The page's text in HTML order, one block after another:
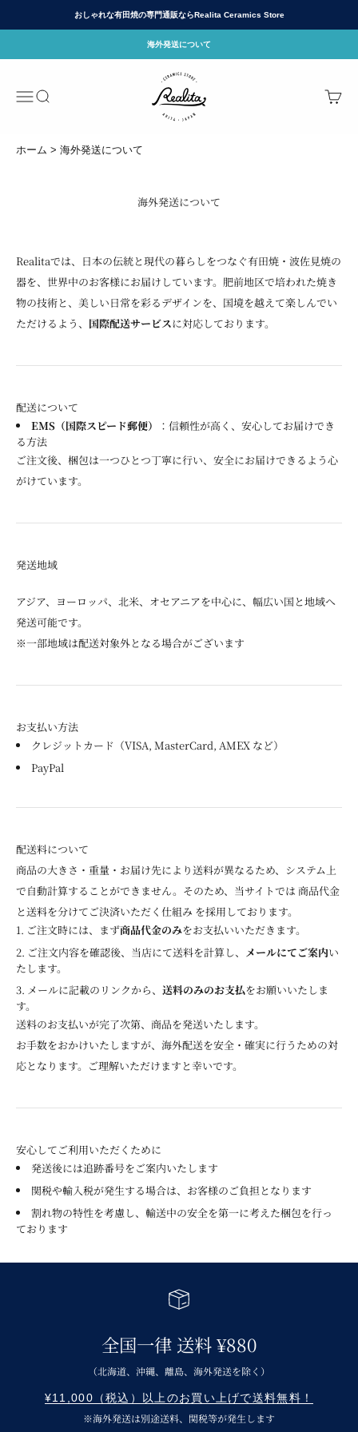
おしゃれな有田焼の専門通販ならRealita Ceramics Store
海外発送について
メニュー
検索
有田焼(ありたやき)の専門通販 Realita
カート
ホーム 海外発送について
海外発送について
Realitaでは、日本の伝統と現代の暮らしをつなぐ有田焼・波佐見焼の
器を、世界中のお客様にお届けしています。肥前地区で培われた焼き
物の技術と、美しい日常を彩るデザインを、国境を越えて楽しんでい
ただけるよう、 国際配送サービスに対応しております。
配送について
EMS（国際スピード郵便）
：信頼性が高く、安心してお届けでき
る方法
ご注文後、梱包は一つひとつ丁寧に行い、安全にお届けできるよう心
がけています。
発送地域
アジア、ヨーロッパ、北米、オセアニアを中心に、幅広い国と地域へ
発送可能です。
※一部地域は配送対象外となる場合がございます
お支払い方法
クレジットカード（VISA, MasterCard, AMEX など）
PayPal
配送料について
商品の大きさ・重量・お届け先により送料が異なるため、システム上
で自動計算することができません。そのため、当サイトでは 商品代金
と送料を分けてご決済いただく仕組み を採用しております。
ご注文時には、まず商品代金のみをお支払いいただきます。
ご注文内容を確認後、当店にて送料を計算し、
メールにてご案内い
たします。
メールに記載のリンクから、 送料のみのお支払をお願いいたしま
す。
送料のお支払いが完了次第、商品を発送いたします。
お手数をおかけいたしますが、海外配送を安全・確実に行うための対
応となります。ご理解いただけますと幸いです。
安心してご利用いただくために
発送後には追跡番号をご案内いたします
関税や輸入税が発生する場合は、お客様のご負担となります
割れ物の特性を考慮し、輸送中の安全を第一に考えた梱包を行っ
ております
全国一律 送料 ¥880
（北海道、沖縄、離島、海外発送を除く）
¥11,000（税込）以上のお買い上げで送料無料！
※海外発送は別途送料、関税等が発生します